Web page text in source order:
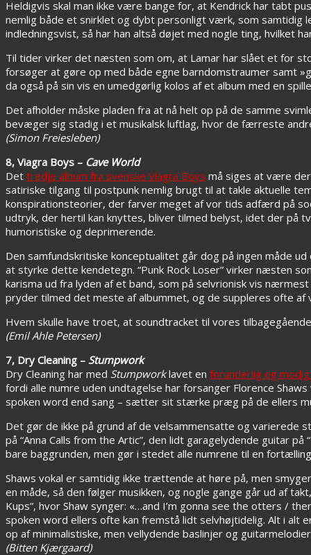
Heldigvis skal man ikke være bange for, at Kendrick har tabt
nemlig både et snirklet og dybt personligt værk, som samtidig
indledningsvist, så har han altså døjet med nogle ting, hvilket
Til tider virker det næsten som om, at Lamar har slået et for
forsøger at gøre op med både egne barndomstraumer samt
da også på sin vis en umedgørlig kolos af et album med en
Det afholder måske pladen fra at nå helt op på de samme
bevæger sig stadig i et musikalsk luftlag, hvor de færreste
(Simon Freiesleben)
8, Viagra Boys – Cave World
Det tredje album fra svenske Viagra Boys må siges at være
satiriske tilgang til postpunk nemlig brugt til at takle aktuelle
konspirationsteorier, der farver meget af vor tids adfærd på
udtryk, der hertil kan knyttes, bliver tilmed belyst, idet der på
humoristiske og deprimerende.
Den samfundskritiske konceptualitet går dog på ingen måde
at styrke dette kendetegn. “Punk Rock Loser” virker næsten
karisma ud fra lyden af et band, som på selvrionisk vis
pryder tilmed det meste af albummet, og de suppleres ofte
Hvem skulle have troet, at soundtracket til vores
(Emil Ahle Petersen)
7, Dry Cleaning – Stumpwork
Dry Cleaning har med Stumpworklavet en forunderlig og
fordi alle numre uden undtagelse har forsanger Florence
spoken word end sang – sætter sit stærke præg på de ellers
Det gør de ikke på grund af de velsammensatte og varierede
på “Anna Calls from the Artic”, den lidt garagelydende guitar
bare baggrunden, men gør i stedet alle numrene til en
Shaws vokal er samtidig ikke trættende at høre på, men
en måde, så den følger musikken, og nogle gange går ud af
Kups”, hvor Shaw synger: «…and I’m gonna see the otters /
spoken word ellers ofte kan fremstå lidt selvhøjtidelig. Alt i alt
op af minimalistiske, men vellydende baslinjer og
(Bitten Kjærgaard)